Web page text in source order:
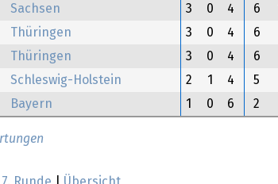
Sachsen 3 0 4 6
Thüringen 3 0 4 6
Thüringen 3 0 4 6
Schleswig-Holstein 2 1 4 5
Bayern 1 0 6 2